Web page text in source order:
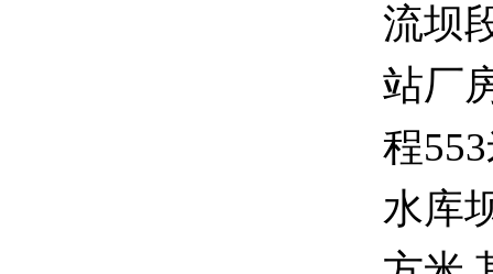
流坝
站厂
程
水库